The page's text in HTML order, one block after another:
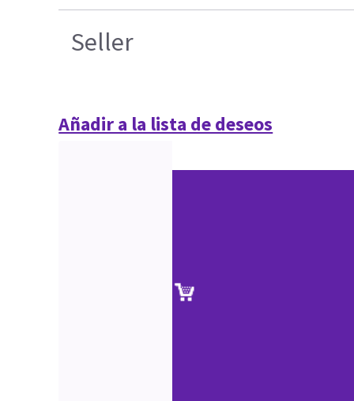
Seller
Añadir a la lista de deseos